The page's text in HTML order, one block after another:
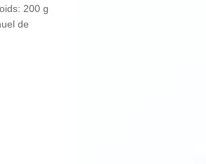
200 g
de